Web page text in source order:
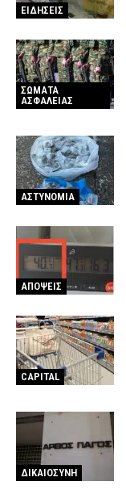
ΕΙΔΗΣΕΙΣ
ΣΩΜΑΤΑ
ΑΣΦΑΛΕΙΑΣ
ΑΣΤΥΝΟΜΙΑ
ΑΠΟΨΕΙΣ
CAPITAL
ΔΙΚΑΙΟΣΥΝΗ